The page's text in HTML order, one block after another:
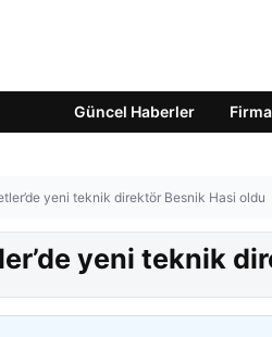
Güncel Haberler
yeni teknik direktör Besnik Hasi oldu
yeni teknik